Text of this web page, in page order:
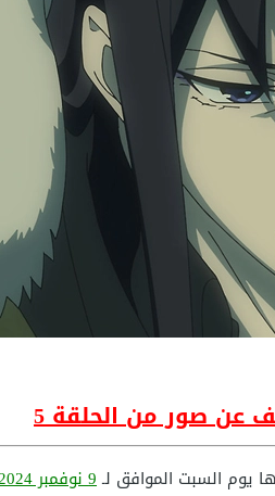
يوم السبت الموافق لـ9 نوفمبر 2024